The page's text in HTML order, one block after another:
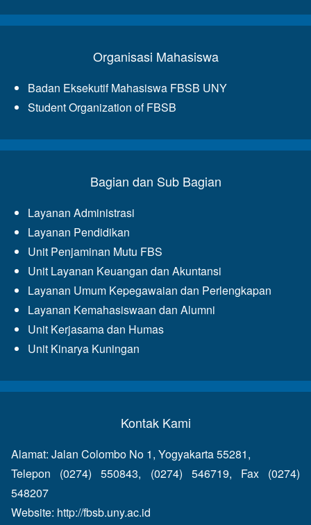
Organisasi Mahasiswa
Badan Eksekutif Mahasiswa FBSB UNY
Student Organization of FBSB
Bagian dan Sub Bagian
Layanan Administrasi
Layanan Pendidikan
Unit Penjaminan Mutu FBS
Unit Layanan Keuangan dan Akuntansi
Layanan Umum Kepegawaian dan Perlengkapan
Layanan Kemahasiswaan dan Alumni
Unit Kerjasama dan Humas
Unit Kinarya Kuningan
Kontak Kami
Alamat: Jalan Colombo No 1, Yogyakarta 55281,
Telepon (0274) 550843, (0274) 546719, Fax (0274)
548207
Website: http://fbsb.uny.ac.id